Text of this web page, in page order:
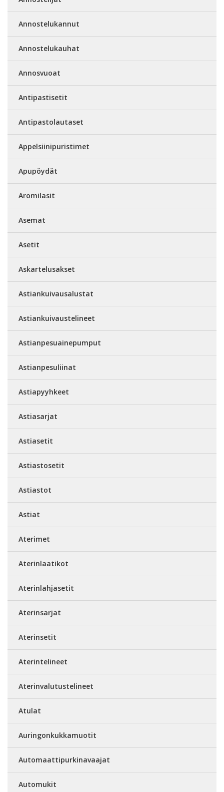
Annostelukannut
Annostelukauhat
Annosvuoat
Antipastisetit
Antipastolautaset
Appelsiinipuristimet
Apupöydät
Aromilasit
Asemat
Asetit
Askartelusakset
Astiankuivausalustat
Astiankuivaustelineet
Astianpesuainepumput
Astianpesuliinat
Astiapyyhkeet
Astiasarjat
Astiasetit
Astiastosetit
Astiastot
Astiat
Aterimet
Aterinlaatikot
Aterinlahjasetit
Aterinsarjat
Aterinsetit
Aterintelineet
Aterinvalutustelineet
Atulat
Auringonkukkamuotit
Automaattipurkinavaajat
Automukit